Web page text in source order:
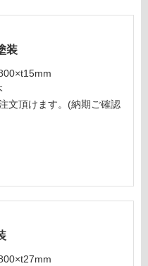
装
文頂けます。(納期ご確認